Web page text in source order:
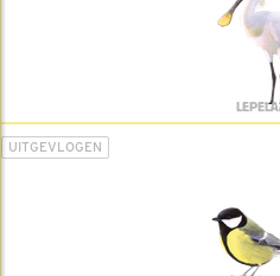
UITGEVLOGEN